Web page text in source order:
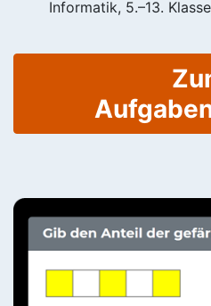
Informatik, 5.–13.